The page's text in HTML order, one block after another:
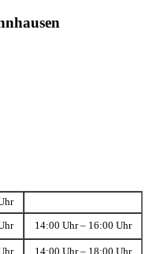
14:00 Uhr – 16:00 Uhr